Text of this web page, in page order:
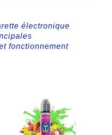
électronique
fonctionnement